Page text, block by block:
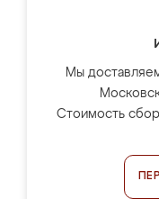
Мы
Стоимость